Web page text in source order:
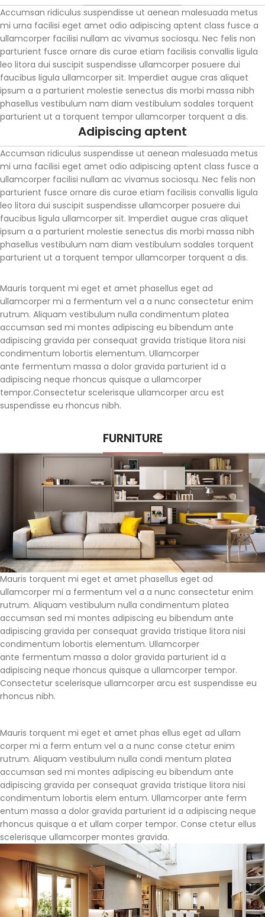
Accumsan ridiculus suspendisse ut aenean malesuada metus
mi urna facilisi eget amet odio adipiscing aptent class fusce a
ullamcorper facilisi nullam ac vivamus sociosqu. Nec felis non
parturient fusce ornare dis curae etiam facilisis convallis ligula
leo litora dui suscipit suspendisse ullamcorper posuere dui
faucibus ligula ullamcorper sit. Imperdiet augue cras aliquet
ipsum a a parturient molestie senectus dis morbi massa nibh
phasellus vestibulum nam diam vestibulum sodales torquent
parturient ut a torquent tempor ullamcorper torquent a dis.
Adipiscing aptent
Accumsan ridiculus suspendisse ut aenean malesuada metus
mi urna facilisi eget amet odio adipiscing aptent class fusce a
ullamcorper facilisi nullam ac vivamus sociosqu. Nec felis non
parturient fusce ornare dis curae etiam facilisis convallis ligula
leo litora dui suscipit suspendisse ullamcorper posuere dui
faucibus ligula ullamcorper sit. Imperdiet augue cras aliquet
ipsum a a parturient molestie senectus dis morbi massa nibh
phasellus vestibulum nam diam vestibulum sodales torquent
parturient ut a torquent tempor ullamcorper torquent a dis.
Mauris torquent mi eget et amet phasellus eget ad
ullamcorper mi a fermentum vel a a nunc consectetur enim
rutrum. Aliquam vestibulum nulla condimentum platea
accumsan sed mi montes adipiscing eu bibendum ante
adipiscing gravida per consequat gravida tristique litora nisi
condimentum lobortis elementum. Ullamcorper
ante fermentum massa a dolor gravida parturient id a
adipiscing neque rhoncus quisque a ullamcorper
tempor.Consectetur scelerisque ullamcorper arcu est
suspendisse eu rhoncus nibh.
FURNITURE
Mauris torquent mi eget et amet phasellus eget ad
ullamcorper mi a fermentum vel a a nunc consectetur enim
rutrum. Aliquam vestibulum nulla condimentum platea
accumsan sed mi montes adipiscing eu bibendum ante
adipiscing gravida per consequat gravida tristique litora nisi
condimentum lobortis elementum. Ullamcorper
ante fermentum massa a dolor gravida parturient id a
adipiscing neque rhoncus quisque a ullamcorper tempor.
Consectetur scelerisque ullamcorper arcu est suspendisse eu
rhoncus nibh.
Mauris torquent mi eget et amet phas ellus eget ad ullam
corper mi a ferm entum vel a a nunc conse ctetur enim
rutrum. Aliquam vestibulum nulla condi mentum platea
accumsan sed mi montes adipiscing eu bibendum ante
adipiscing gravida per consequat gravida tristique litora nisi
condimentum lobortis elem entum. Ullamcorper ante ferm
entum massa a dolor gravida parturient id a adipiscing neque
rhoncus quisque a et ullam corper tempor. Conse ctetur ellus
scelerisque ullamcorper montes gravida.